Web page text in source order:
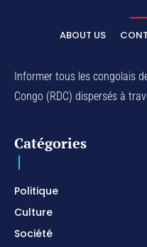
ABOUT US
Informer tous les congolais
Congo (RDC) dispersés à
Catégories
Politique
Culture
Société